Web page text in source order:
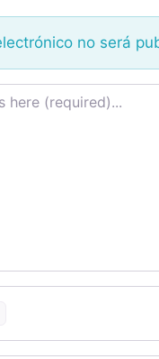
no será